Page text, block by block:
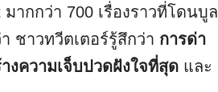
e
ากกว่า 700 เรื่องราวที่โดนบูล
ชาวทวีตเตอร์รู้สึกว่า การด่า
งความเจ็บปวดฝังใจที่สุดและ